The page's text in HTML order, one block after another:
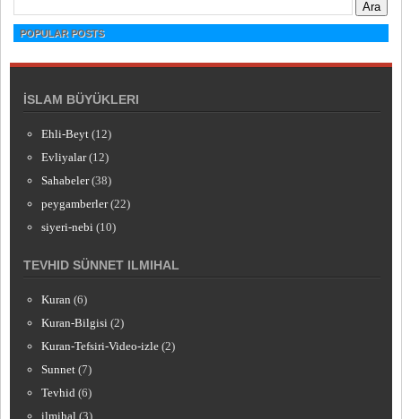
POPULAR POSTS
İSLAM BÜYÜKLERI
Ehli-Beyt (12)
Evliyalar (12)
Sahabeler (38)
peygamberler (22)
siyeri-nebi (10)
TEVHID SÜNNET ILMIHAL
Kuran (6)
Kuran-Bilgisi (2)
Kuran-Tefsiri-Video-izle (2)
Sunnet (7)
Tevhid (6)
ilmihal (3)